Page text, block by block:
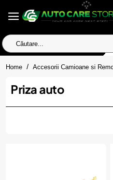
Căutare...
Home homeAccesorii Camioane si
Priza auto​